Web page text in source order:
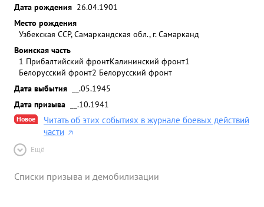
Дата рождения 26.04.1901
Место рождения
Узбекская ССР, Самаркандская обл., г. Самарканд
Воинская часть
1 Прибалтийский фронтКалининский фронт1
Белорусский фронт2 Белорусский фронт
Дата выбытия
__.05.1945
Дата призыва
__.10.1941
Новое
Читать об этих событиях в журнале боевых действий
части
Ещё
Списки призыва и демобилизации